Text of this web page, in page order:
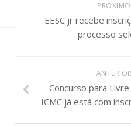
PRÓXIMO
EESC jr recebe
processo
ANTERIOR
Concurso para
ICMC já está com